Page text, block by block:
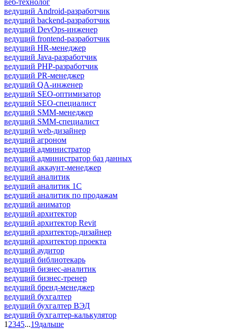
ведущий Android-разработчик
ведущий backend-разработчик
ведущий DevOps-инженер
ведущий frontend-разработчик
ведущий HR-менеджер
ведущий Java-разработчик
ведущий PHP-разработчик
ведущий PR-менеджер
ведущий QA-инженер
ведущий SEO-оптимизатор
ведущий SEO-специалист
ведущий SMM-менеджер
ведущий SMM-специалист
ведущий web-дизайнер
ведущий агроном
ведущий администратор
ведущий администратор баз данных
ведущий аккаунт-менеджер
ведущий аналитик
ведущий аналитик 1С
ведущий аналитик по продажам
ведущий аниматор
ведущий архитектор
ведущий архитектор Revit
ведущий архитектор-дизайнер
ведущий архитектор проекта
ведущий аудитор
ведущий библиотекарь
ведущий бизнес-аналитик
ведущий бизнес-тренер
ведущий бренд-менеджер
ведущий бухгалтер
ведущий бухгалтер ВЭД
ведущий бухгалтер-калькулятор
1 2345...19дальше